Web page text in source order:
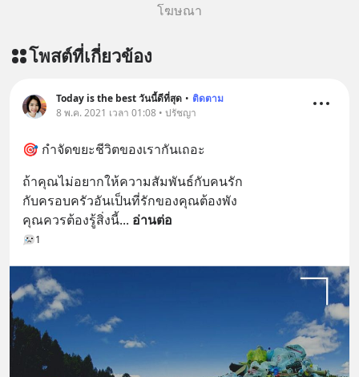
เพิ่มการผ่อนคลาย ซึ่งช่วยให้การนอน
สั่งซื้อสินค้า Diip CBD 💬 LINE :
https://lin.ee/U91Fzyz
โฆษณา
โพสต์ที่เกี่ยวข้อง
Today​ is​ the​ best​ วันนี้​ดี​ที่สุด​ • ติดตาม
8 พ.ค. 2021 เวลา 01:08 • ปรัชญา
🎯 กำจัดขยะชีวิต​ของเรากันเถอะ​
ถ้าคุณ​ไม่อยากให้ความสัมพันธ์​กับคนรัก
กับครอบครัว​อันเป็นที่รักของคุณต้องพัง
คุณ​ควรต้องรู้สิ่งนี้... อ่านต่อ
1